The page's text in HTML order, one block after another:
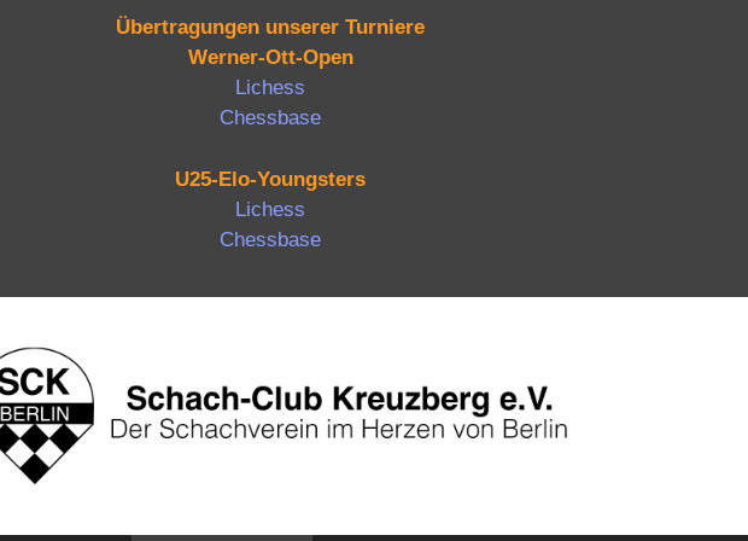
Übertragungen unserer Turniere
Werner-Ott-Open
Lichess
Chessbase
U25-Elo-Youngsters
Lichess
Chessbase